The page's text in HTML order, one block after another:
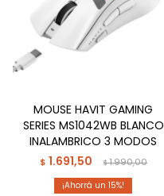
MOUSE HAVIT GAMING
SERIES MS1042WB BLANCO
INALAMBRICO 3 MODOS
$ 1.691,50 $1.990,00
15